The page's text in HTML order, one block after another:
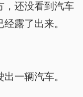
，还没看到汽车
露了出来。
一辆汽车。